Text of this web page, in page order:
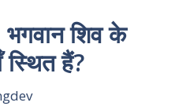
शिव के
स्थित हैं?